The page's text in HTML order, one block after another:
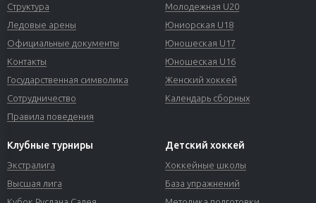
Структура
Ледовые арены
Официальные документы
Контакты
Государственная символика
Сотрудничество
Правила поведения
Молодежная U20
Юниорская U18
Юношеская U17
Юношеская U16
Женский хоккей
Календарь сборных
Клубные турниры
Экстралига
Высшая лига
Детский хоккей
Хоккейные школы
База упражнений